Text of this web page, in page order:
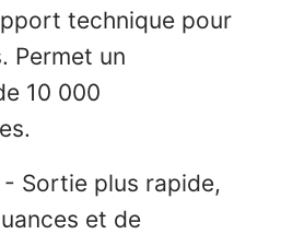
technique pour
Permet un
10 000
- Sortie plus rapide,
et de